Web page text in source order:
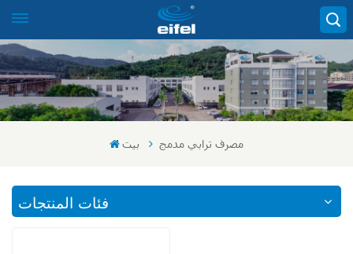
بيت مصرف ترابي مدمج
فئات المنتجات